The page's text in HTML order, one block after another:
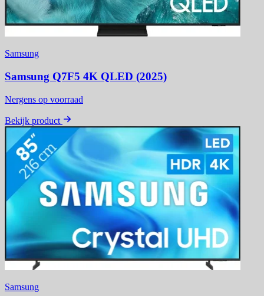
Samsung
Samsung Q7F5 4K QLED (2025)
Nergens op voorraad
Bekijk product
Samsung